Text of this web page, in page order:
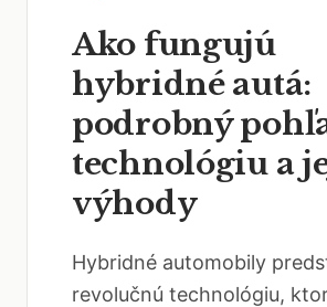
Ako fungujú
hybridné autá:
podrobný
technológiu a
výhody
Hybridné automobily
revolučnú technológiu,